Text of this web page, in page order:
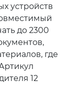
устройств
до 2300
где
12